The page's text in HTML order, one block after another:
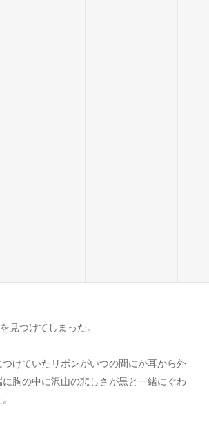
見つけてしまった。
つけていたリボンがいつの間にか耳から外
胸の中に沢山の悲しさが黒と一緒にぐわ